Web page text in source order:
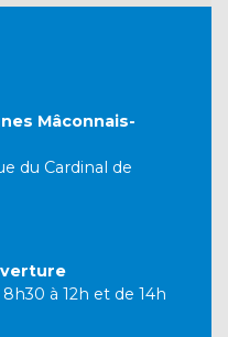
Mâconnais-
du Cardinal de
à 12h et de 14h